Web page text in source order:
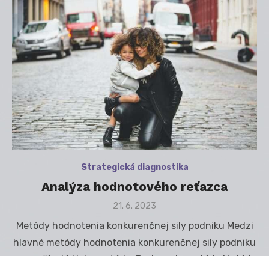
Strategická diagnostika
Analýza hodnotového reťazca
Posted
21. 6. 2023
Metódy hodnotenia konkurenčnej sily podniku Medzi
hlavné metódy hodnotenia konkurenčnej sily podniku